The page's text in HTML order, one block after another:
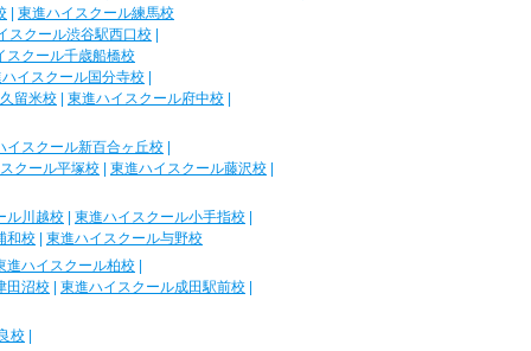
東進ハイスクール練馬校
スクール渋谷駅西口校
スクール千歳船橋校
イスクール国分寺校
留米校 東進ハイスクール府中校
イスクール新百合ヶ丘校
クール平塚校 東進ハイスクール藤沢校
ル川越校 東進ハイスクール小手指校
和校
東進ハイスクール与野校
進ハイスクール柏校
田沼校 東進ハイスクール成田駅前校
校